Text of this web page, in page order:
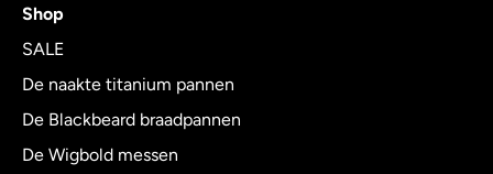
Shop
SALE
De naakte titanium pannen
De Blackbeard braadpannen
De Wigbold messen